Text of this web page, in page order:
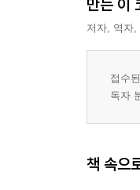
만든 이
저자, 역자,
접수
독자
책 속으